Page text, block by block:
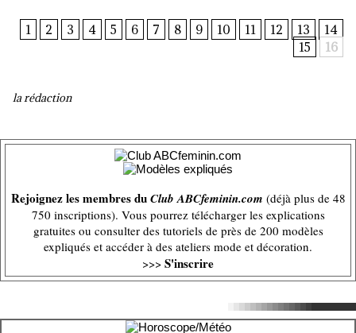
1 2 3 4 5 6 7 8 9 10 11 12 13
14
15
16
la rédaction
Rejoignez les membres duClub ABCfeminin.com (déjà plus de 48
750 inscriptions). Vous pourrez télécharger les explications
gratuites ou consulter des tutoriels de près de 200 modèles
expliqués et accéder à des ateliers mode et décoration.
>>> S'inscrire